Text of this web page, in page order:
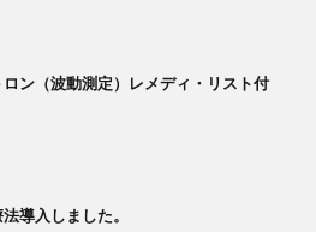
ン（波動測定）レメディ・リスト付
導入しました。